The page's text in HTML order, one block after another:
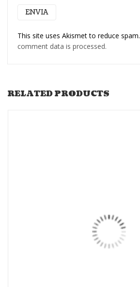
This site uses Akismet to reduce spam.
comment data is processed.
RELATED PRODUCTS